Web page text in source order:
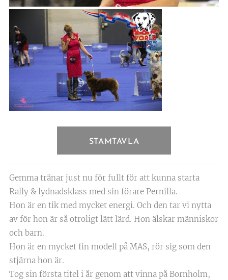
STAMTAVLA
Gemma tränar just nu för fullt för att kunna starta
Rally & lydnadsklass med sin förare Pernilla.
Hon är en tik med mycket energi. Och den tar vi nytta
av för hon är så otroligt lätt lärd. Hon älskar människor
och barn.
Hon är en mycket fin modell på MAS, rör sig som den
stjärna hon är.
Tog sin första titel i år genom att vinna på Bornholm,